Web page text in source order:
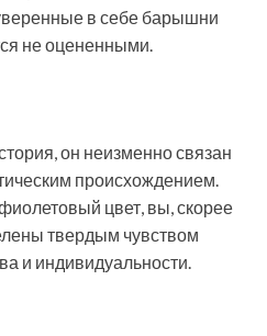
в себе барышни
не оцененными.
он неизменно связан
происхождением.
цвет, вы, скорее
твердым чувством
и индивидуальности.